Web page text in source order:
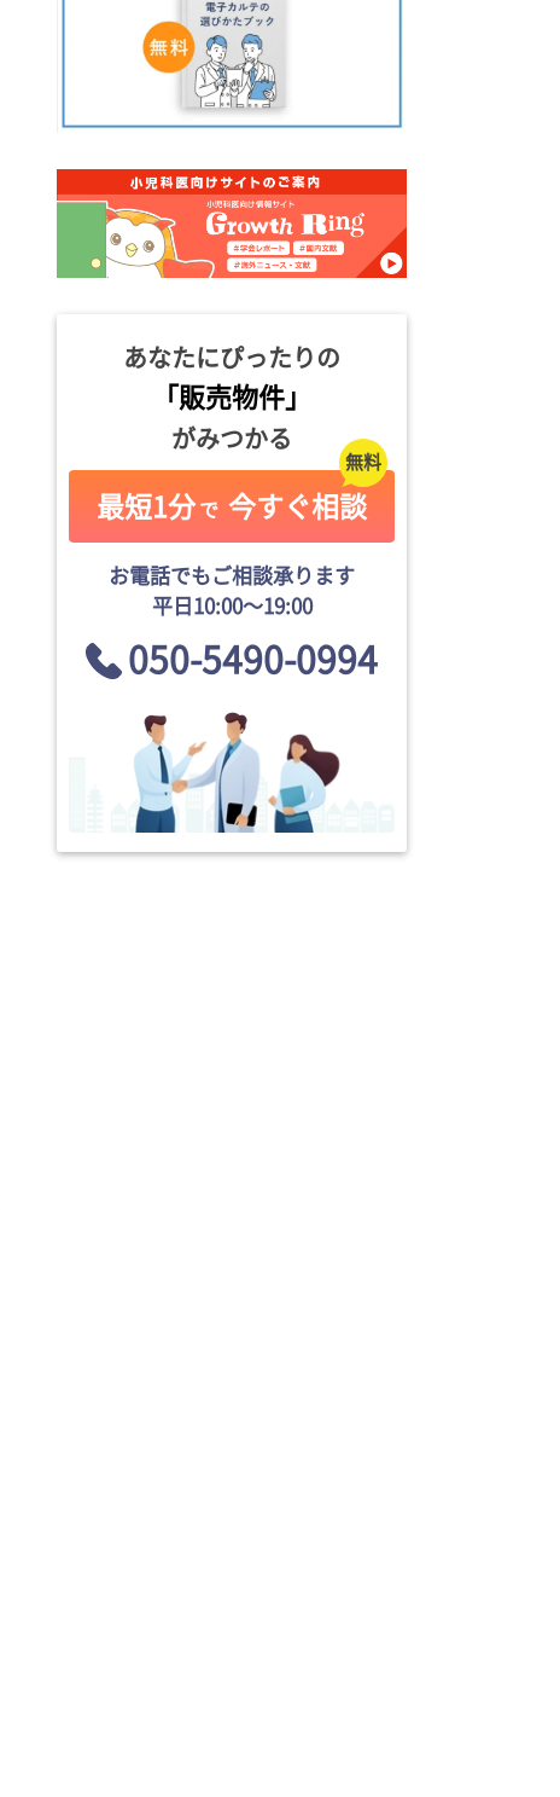
あなたにぴったりの
「販売物件」
がみつかる
最短1分 で 今すぐ相談
お電話でもご相談承ります
平日10:00〜19:00
050-5490-0994